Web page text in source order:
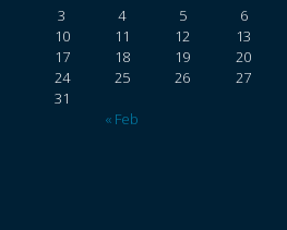
« Feb
3
4 5 6
10
11 12 13
17
18 19 20
24
25 26 27
31